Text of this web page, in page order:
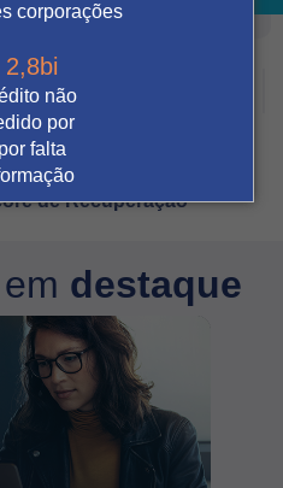
corporações
2,8bi
não
por
falta
Prevenção à fraude
de Recuperação
destaque